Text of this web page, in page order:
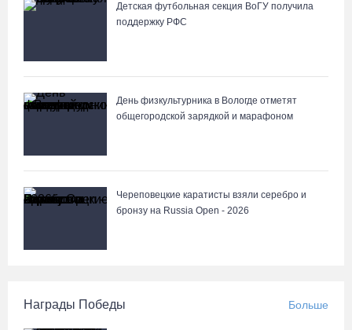
Детская футбольная секция ВоГУ получила
поддержку РФС
День физкультурника в Вологде отметят
общегородской зарядкой и марафоном
Череповецкие каратисты взяли серебро и
бронзу на Russia Open - 2026
Награды Победы Больше